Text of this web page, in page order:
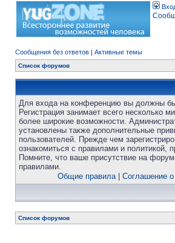
Сообщения без ответов | Активные темы
Список форумов
Для входа на конференцию вы должны
Регистрация занимает всего несколько
более широкие возможности.
установлены также дополнительные
пользователей. Прежде чем
ознакомиться с правилами и политикой,
Помните, что ваше присутствие на
правилами.
Общие правила| Соглашение
Список форумов